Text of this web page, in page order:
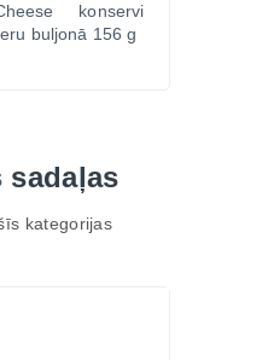
konservi
buljonā 156 g
sadaļas
kategorijas